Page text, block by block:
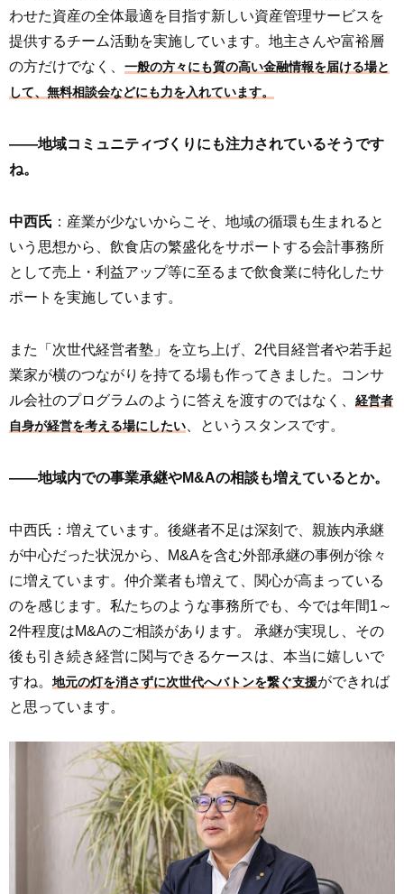
わせた資産の全体最適を目指す新しい資産管理サービスを
提供するチーム活動を実施しています。地主さんや富裕層
の方だけでなく、 一般の方々にも質の高い金融情報を届ける場と
して、無料相談会などにも力を入れています。
――地域コミュニティづくりにも注力されているそうです
ね。
中西氏 ：産業が少ないからこそ、地域の循環も生まれると
いう思想から、飲食店の繁盛化をサポートする会計事務所
として売上・利益アップ等に至るまで飲食業に特化したサ
ポートを実施しています。
また「次世代経営者塾」を立ち上げ、2代目経営者や若手起
業家が横のつながりを持てる場も作ってきました。コンサ
ル会社のプログラムのように答えを渡すのではなく、 経営者
自身が経営を考える場にしたい 、というスタンスです。
――地域内での事業承継やM&Aの相談も増えているとか。
中西氏：増えています。後継者不足は深刻で、親族内承継
が中心だった状況から、M&Aを含む外部承継の事例が徐々
に増えています。仲介業者も増えて、関心が高まっている
のを感じます。私たちのような事務所でも、今では年間1～
2件程度はM&Aのご相談があります。 承継が実現し、その
後も引き続き経営に関与できるケースは、本当に嬉しいで
すね。 地元の灯を消さずに次世代へバトンを繋ぐ支援ができれば
と思っています。